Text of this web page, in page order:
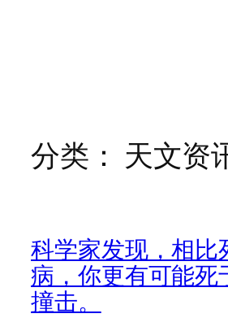
分类： 天文资
科学家发现，相比
病，你更有可能死
撞击。